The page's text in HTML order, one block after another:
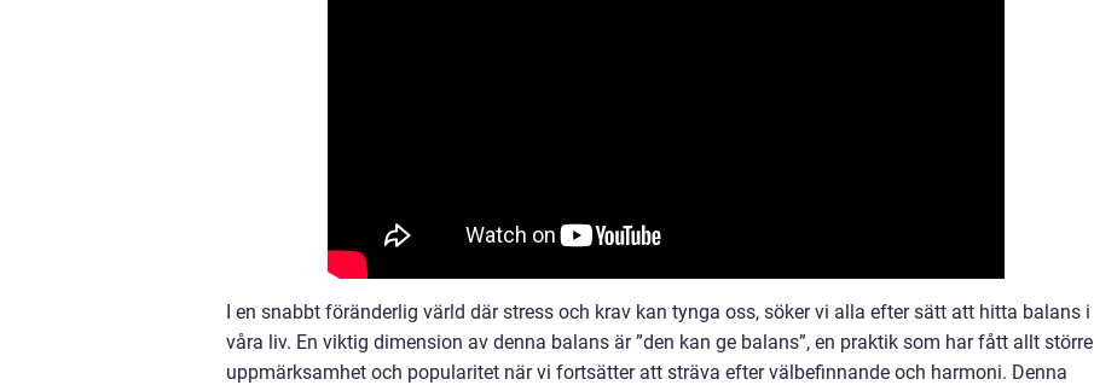
I en snabbt föränderlig värld där stress och krav kan tynga oss, söker vi alla efter sätt att hitta balans i
våra liv. En viktig dimension av denna balans är ”den kan ge balans”, en praktik som har fått allt större
uppmärksamhet och popularitet när vi fortsätter att sträva efter välbefinnande och harmoni. Denna